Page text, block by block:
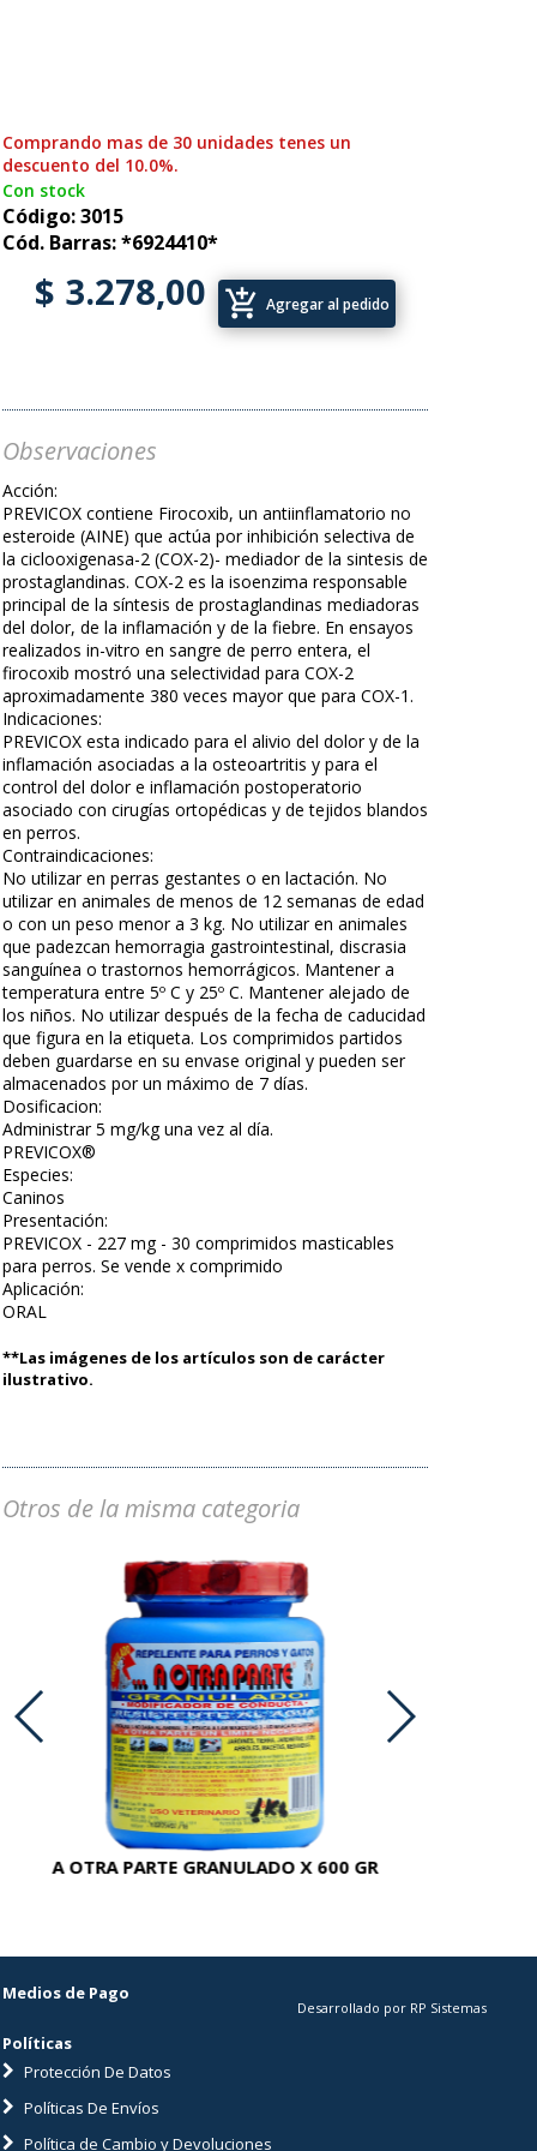
Comprando mas de 30 unidades tenes un
descuento del 10.0%.
Con stock
Código: 3015
Cód. Barras: *6924410*
$ 3.278,00 add_shopping_cart Agregar al pedido
Observaciones
Acción:
PREVICOX contiene Firocoxib, un antiinflamatorio no
esteroide (AINE) que actúa por inhibición selectiva de
la ciclooxigenasa-2 (COX-2)- mediador de la sintesis de
prostaglandinas. COX-2 es la isoenzima responsable
principal de la síntesis de prostaglandinas mediadoras
del dolor, de la inflamación y de la fiebre. En ensayos
realizados in-vitro en sangre de perro entera, el
firocoxib mostró una selectividad para COX-2
aproximadamente 380 veces mayor que para COX-1.
Indicaciones:
PREVICOX esta indicado para el alivio del dolor y de la
inflamación asociadas a la osteoartritis y para el
control del dolor e inflamación postoperatorio
asociado con cirugías ortopédicas y de tejidos blandos
en perros.
Contraindicaciones:
No utilizar en perras gestantes o en lactación. No
utilizar en animales de menos de 12 semanas de edad
o con un peso menor a 3 kg. No utilizar en animales
que padezcan hemorragia gastrointestinal, discrasia
sanguínea o trastornos hemorrágicos. Mantener a
temperatura entre 5º C y 25º C. Mantener alejado de
los niños. No utilizar después de la fecha de caducidad
que figura en la etiqueta. Los comprimidos partidos
deben guardarse en su envase original y pueden ser
almacenados por un máximo de 7 días.
Dosificacion:
Administrar 5 mg/kg una vez al día.
PREVICOX®
Especies:
Caninos
Presentación:
PREVICOX - 227 mg - 30 comprimidos masticables
para perros. Se vende x comprimido
Aplicación:
ORAL
**Las imágenes de los artículos son de carácter
ilustrativo.
Otros de la misma categoria
A OTRA PARTE GRANULADO X 600 GR
Medios de Pago
Políticas
Protección De Datos
Políticas De Envíos
Política de Cambio y Devoluciones
Desarrollado por RP Sistemas